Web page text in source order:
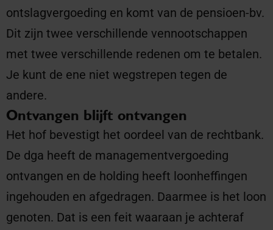
ontslagvergoeding en komt van de pensioen-bv.
Dit zijn twee verschillende vennootschappen
met twee verschillende redenen om te betalen.
Je kunt de ene niet wegstrepen tegen de
andere.
Ontvangen blijft ontvangen
Het hof bevestigt het oordeel van de rechtbank.
De dga heeft de managementvergoeding
ontvangen en de holding heeft loonheffingen
ingehouden en afgedragen. Daarmee is het loon
genoten. Dat is een feit waaraan je achteraf